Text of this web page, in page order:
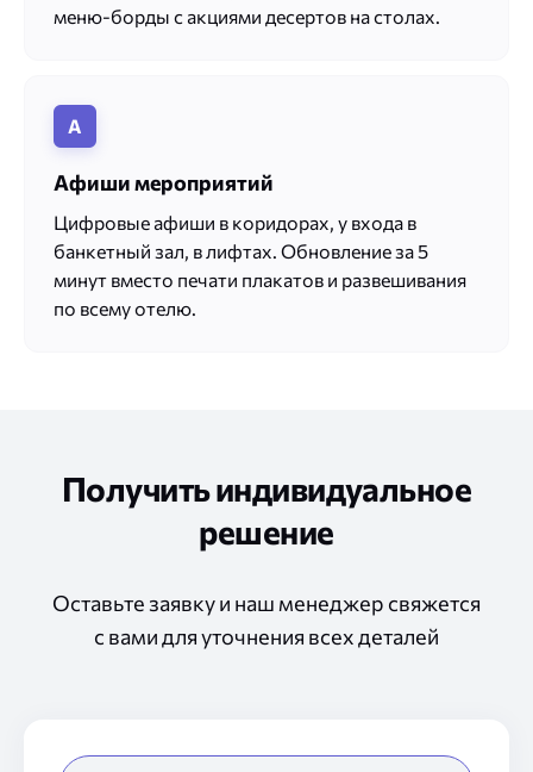
меню-борды с акциями десертов на столах.
А
Афиши мероприятий
Цифровые афиши в коридорах, у входа в
банкетный зал, в лифтах. Обновление за 5
минут вместо печати плакатов и развешивания
по всему отелю.
Получить индивидуальное
решение
Оставьте заявкуи наш менеджер свяжется
с вамидля уточнения всех деталей